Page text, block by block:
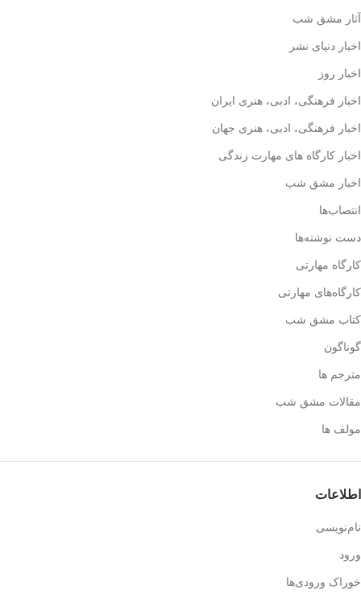
آثار مشق شب
اخبار دنیای نشر
اخبار روز
اخبار فرهنگی، ادبی، هنری ایران
اخبار فرهنگی، ادبی، هنری جهان
اخبار کارگاه های مهارت زندگی
اخبار مشق شب
انتصاب‌ها
دست نوشته‌ها
کارگاه مهارتی
کارگاه‌های مهارتی
کتاب مشق شب
گوناگون
مترجم ها
مقالات مشق شب
مولف ها
اطلاعات
نام‌نویسی
ورود
خوراک ورودی‌ها